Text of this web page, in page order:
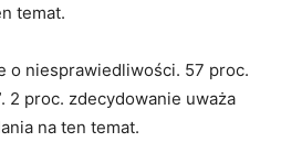
temat.
o niesprawiedliwości. 57 proc.
2 proc. zdecydowanie uważa
na ten temat.